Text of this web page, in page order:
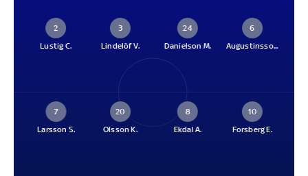
2
Lustig C.
3
Lindelöf V.
24
Danielson M.
6
Augustinsso...
7
Larsson S.
20
Olsson K.
8
Ekdal A.
10
Forsberg E.